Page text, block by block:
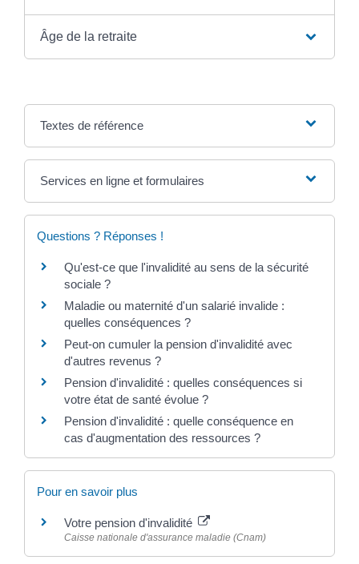
Âge de la retraite
Textes de référence
Services en ligne et formulaires
Questions ? Réponses !
Qu'est-ce que l'invalidité au sens de la sécurité
sociale ?
Maladie ou maternité d'un salarié invalide :
quelles conséquences ?
Peut-on cumuler la pension d'invalidité avec
d'autres revenus ?
Pension d'invalidité : quelles conséquences si
votre état de santé évolue ?
Pension d'invalidité : quelle conséquence en
cas d'augmentation des ressources ?
Pour en savoir plus
Votre pension d'invalidité
Caisse nationale d'assurance maladie (Cnam)